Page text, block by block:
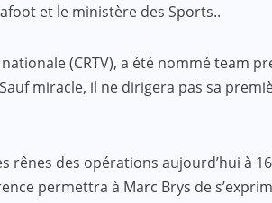
et le ministère des Sports..
(CRTV), a été nommé team
miracle, il ne dirigera pas sa
des opérations aujourd’hui à
permettra à Marc Brys de